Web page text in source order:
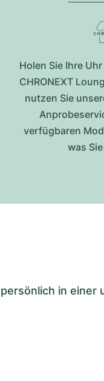
Holen Sie Ihre
CHRONEXT
nutzen Sie
verfügbaren
was
in einer